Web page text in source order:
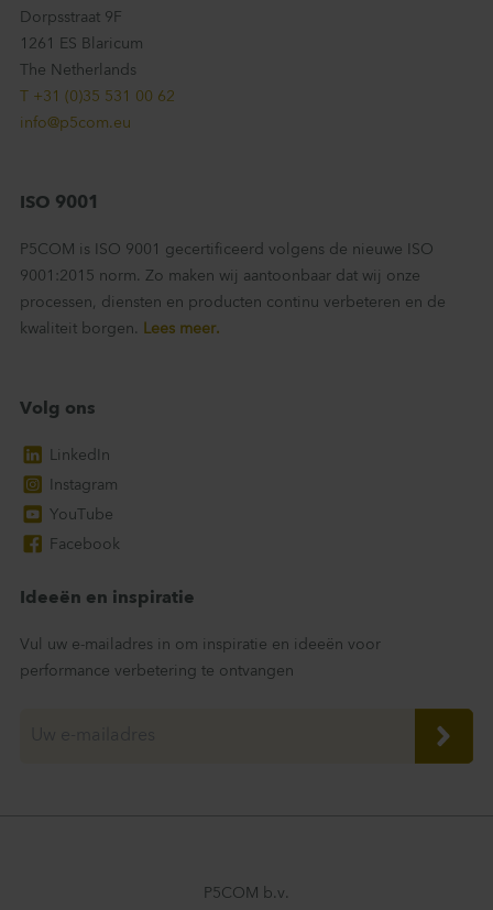
Dorpsstraat 9F
1261 ES Blaricum
The Netherlands
T +31 (0)35 531 00 62
info@p5com.eu
ISO 9001
P5COM is ISO 9001 gecertificeerd volgens de nieuwe ISO
9001:2015 norm. Zo maken wij aantoonbaar dat wij onze
processen, diensten en producten continu verbeteren en de
kwaliteit borgen.
Lees meer.
Volg ons
LinkedIn
Instagram
YouTube
Facebook
Ideeën en inspiratie
Vul uw e-mailadres in om inspiratie en ideeën voor
performance verbetering te ontvangen
P5COM b.v.